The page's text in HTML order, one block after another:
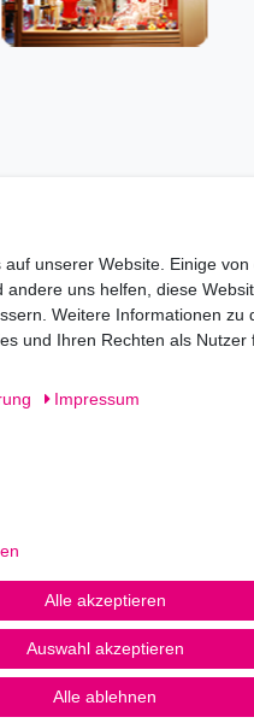
18.30 Uhr
Uhr
Verkaufsräume, dort
Daten­schutz­erklärung
2026 | Alle Rechte vorbehalten.
unserer Website. Einige von
andere uns helfen, diese
Weitere Informationen zu
und Ihren Rechten als Nutzer
Impressum
Alle akzeptieren
Auswahl akzeptieren
Alle ablehnen